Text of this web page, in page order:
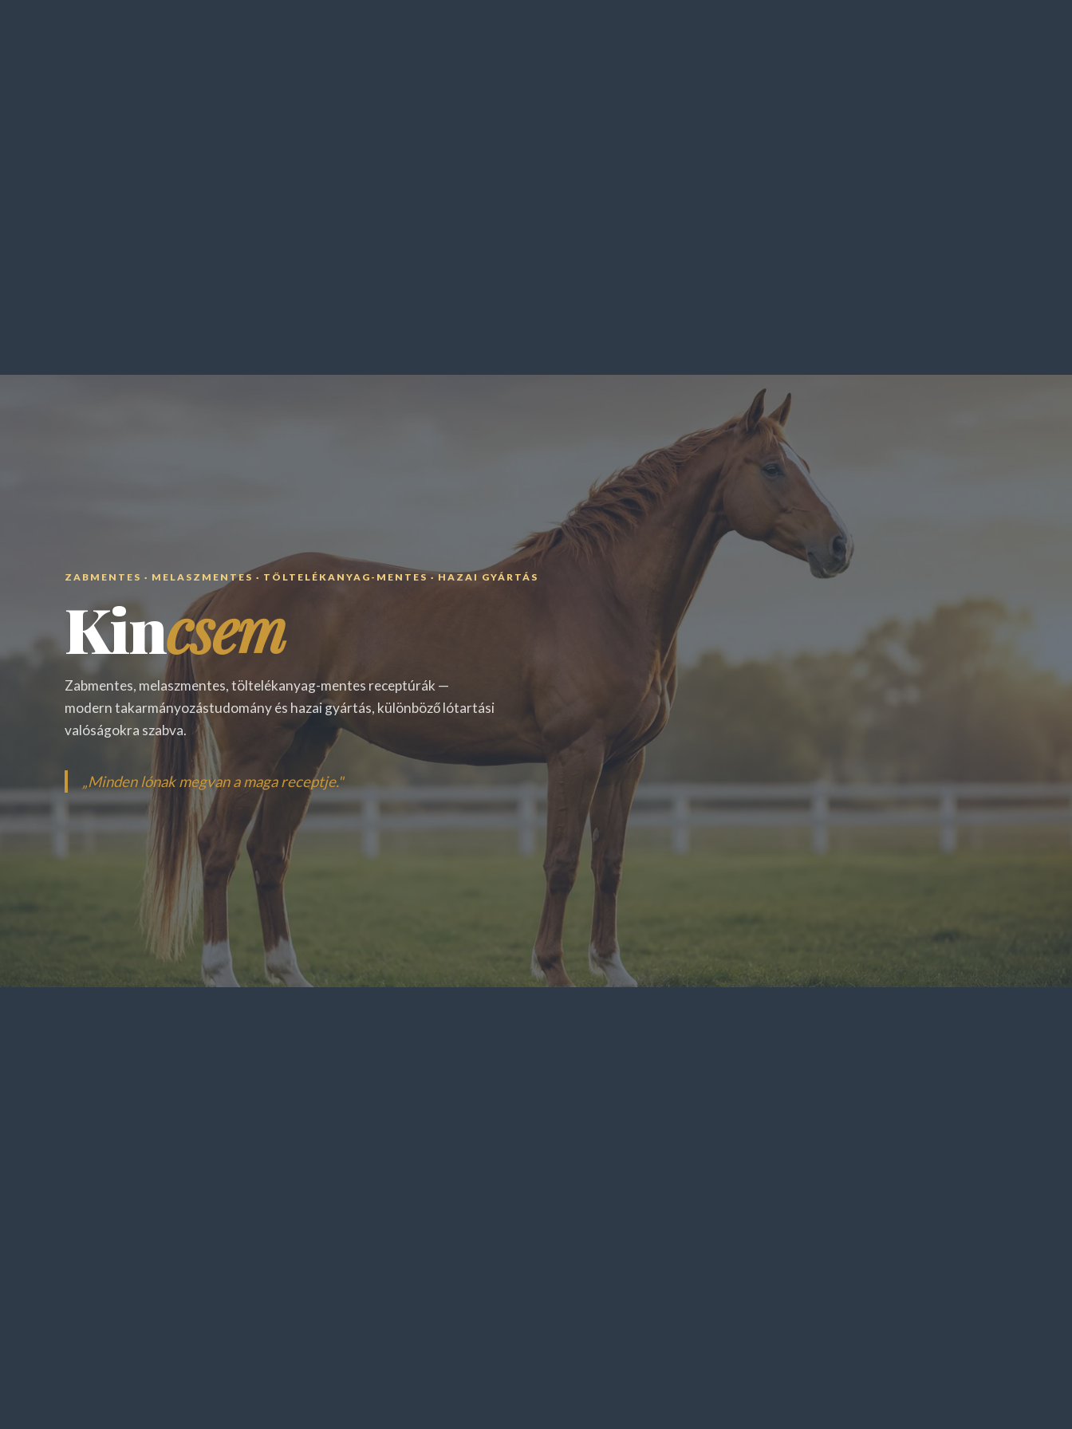
ZABMENTES · MELASZMENTES · TÖLTELÉKANYAG-MENTES · HAZAI GYÁRTÁS
Kincsem
Zabmentes, melaszmentes, töltelékanyag-mentes receptúrák —
modern takarmányozástudomány és hazai gyártás, különböző lótartási
valóságokra szabva.
„Minden lónak megvan a maga receptje."